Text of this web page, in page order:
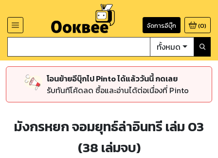
จัดการอีบุ๊ก (0)
ทั้งหมด
โอนย้ายอีบุ๊กไป Pinto ได้แล้ววันนี้ กดเลย
รับทันทีโค้ดลด ซื้อและอ่านได้ต่อเนื่องที่ Pinto
มังกรหยก จอมยุทธ์ล่าอินทรี เล่ม 03
(38 เล่มจบ)